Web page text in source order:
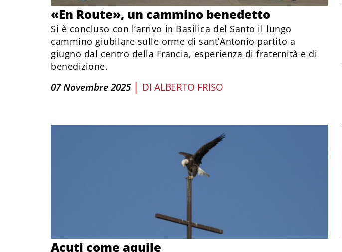
«En Route», un cammino benedetto
Si è concluso con l’arrivo in Basilica del Santo il lungo
cammino giubilare sulle orme di sant’Antonio partito a
giugno dal centro della Francia, esperienza di fraternità e di
benedizione.
07 Novembre 2025 | DI ALBERTO FRISO
Acuti come aquile